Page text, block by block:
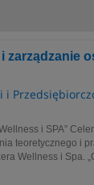
zarządzanie
i SPA”
teoretycznego i
Wellness i Spa.